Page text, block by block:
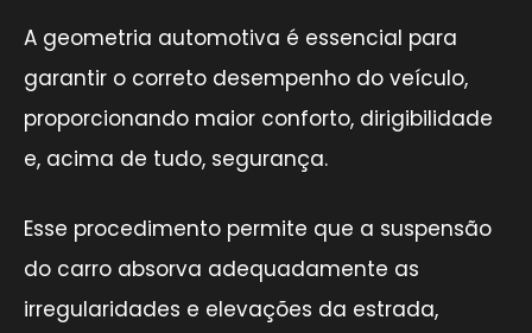
A geometria automotiva é essencial para
garantir o correto desempenho do veículo,
proporcionando maior conforto, dirigibilidade
e, acima de tudo, segurança.
Esse procedimento permite que a suspensão
do carro absorva adequadamente as
irregularidades e elevações da estrada,